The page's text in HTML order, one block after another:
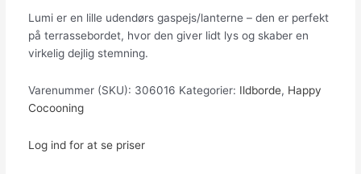
Lumi er en lille udendørs gaspejs/lanterne – den er perfekt
på terrassebordet, hvor den giver lidt lys og skaber en
virkelig dejlig stemning.
Varenummer (SKU): 306016 Kategorier: Ildborde, Happy
Cocooning
Log ind for at se priser